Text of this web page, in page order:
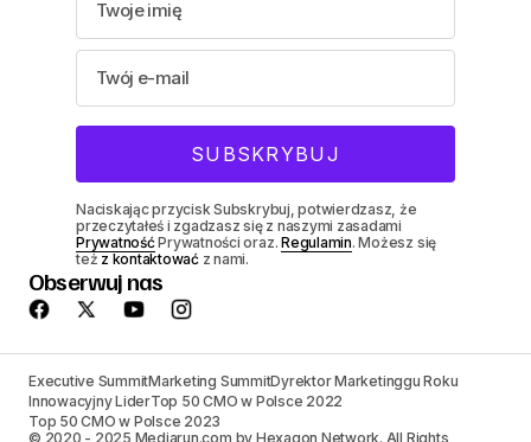
Naciskając przycisk Subskrybuj, potwierdzasz, że
przeczytałeś i zgadzasz się z naszymi zasadami
PrywatnośćPrywatności oraz.Regulamin. Możesz się
też z kontaktowaćz nami.
Obserwuj nas
Executive SummitMarketing SummitDyrektor Marketinggu Roku
Innowacyjny LiderTop 50 CMO w Polsce 2022
Top 50 CMO w Polsce 2023
© 2020 - 2025 Mediarun.com by Hexagon Network. All Rights